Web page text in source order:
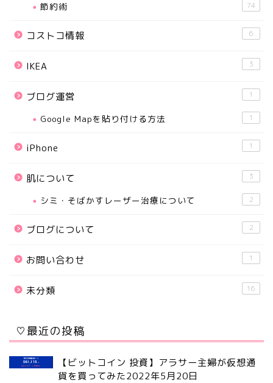
節約術 74
コストコ情報 6
IKEA 3
ブログ運営 1
Google Mapを貼り付ける方法 1
iPhone 1
肌について 3
シミ・そばかすレーザー治療について 2
ブログについて 2
お問い合わせ 1
未分類 16
♡最近の投稿
【ビットコイン 投資】アラサー主婦が仮想通
貨を買ってみた2022年5月20日